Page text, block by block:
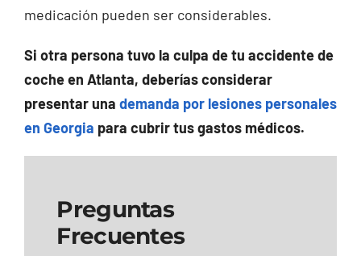
medicación pueden ser considerables.
Si otra persona tuvo la culpa de tu accidente de
coche en Atlanta, deberías considerar
presentar una demanda por lesiones personales
en Georgia para cubrir tus gastos médicos.
Preguntas
Frecuentes